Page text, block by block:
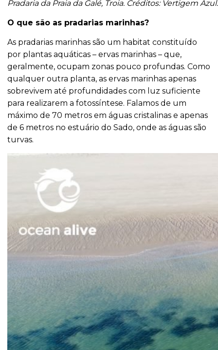
Pradaria da Praia da Galé, Troia. Créditos: Vertigem Azul.
O que são as pradarias marinhas?
As pradarias marinhas são um habitat constituído
por plantas aquáticas – ervas marinhas – que,
geralmente, ocupam zonas pouco profundas. Como
qualquer outra planta, as ervas marinhas apenas
sobrevivem até profundidades com luz suficiente
para realizarem a fotossíntese. Falamos de um
máximo de 70 metros em águas cristalinas e apenas
de 6 metros no estuário do Sado, onde as águas são
turvas.